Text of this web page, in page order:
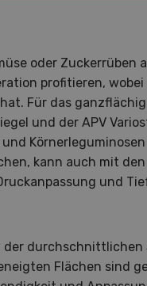
oder Zuckerrüben
profitieren,
Für das
und der APV
kann auch mit
und
der durchschnittlichen
Flächen sind